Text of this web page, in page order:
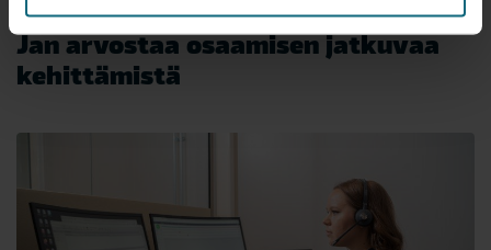
TYÖNTEKIJÄTARINA
Jan arvostaa osaamisen jatkuvaa
kehittämistä